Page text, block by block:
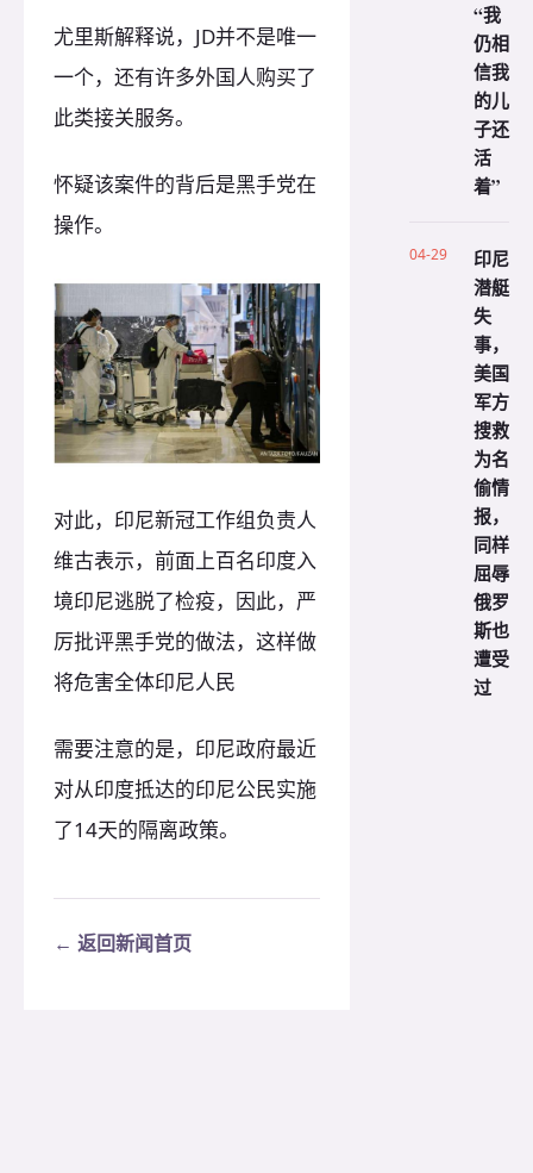
尤里斯解释说，JD并不是唯一
一个，还有许多外国人购买了
此类接关服务。
怀疑该案件的背后是黑手党在
操作。
对此，印尼新冠工作组负责人
维古表示，前面上百名印度入
境印尼逃脱了检疫，因此，严
厉批评黑手党的做法，这样做
将危害全体印尼人民
需要注意的是，印尼政府最近
对从印度抵达的印尼公民实施
了14天的隔离政策。
← 返回新闻首页
“我
仍相
信我
的儿
子还
活
着”
04-29
印尼
潜艇
失
事，
美国
军方
搜救
为名
偷情
报，
同样
屈辱
俄罗
斯也
遭受
过